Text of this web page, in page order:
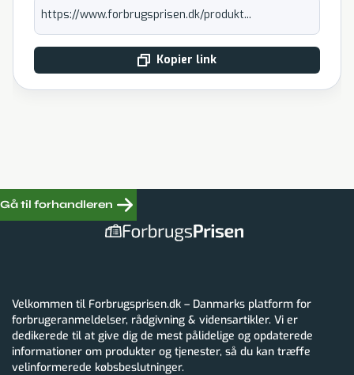
https://www.forbrugsprisen.dk/produkt...
Kopier link
Gå til forhandleren
Velkommen til Forbrugsprisen.dk – Danmarks platform for
forbrugeranmeldelser, rådgivning & vidensartikler. Vi er
dedikerede til at give dig de mest pålidelige og opdaterede
informationer om produkter og tjenester, så du kan træffe
velinformerede købsbeslutninger.